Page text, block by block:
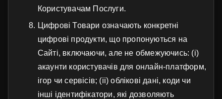
Користувачам Послуги.
Цифрові Товари означають конкретні
цифрові продукти, що пропонуються на
Сайті, включаючи, але не обмежуючись: (i)
акаунти користувачів для онлайн-платформ,
ігор чи сервісів; (ii) облікові дані, коди чи
інші ідентифікатори, які дозволяють